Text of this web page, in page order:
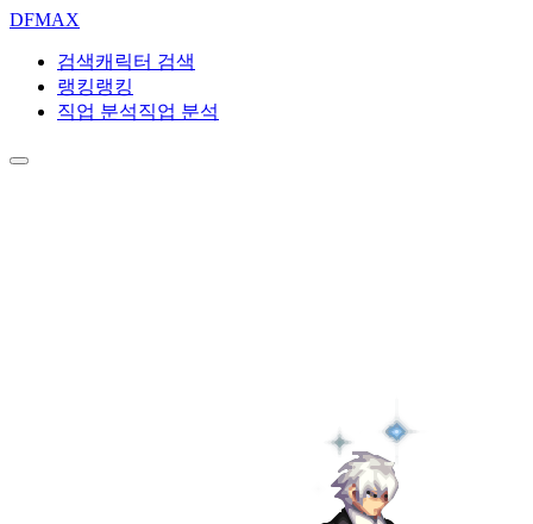
DFMAX
검색캐릭터 검색
랭킹랭킹
직업 분석직업 분석